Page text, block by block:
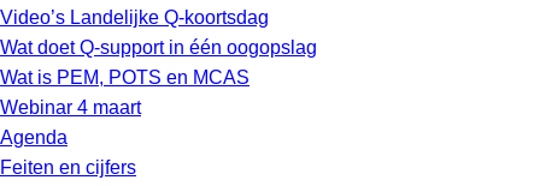
Video’s Landelijke Q-koortsdag
Wat doet Q-support in één oogopslag
Wat is PEM, POTS en MCAS
Webinar 4 maart
Agenda
Feiten en cijfers